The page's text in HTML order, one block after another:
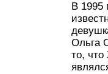
В 1995
Ольга
то,